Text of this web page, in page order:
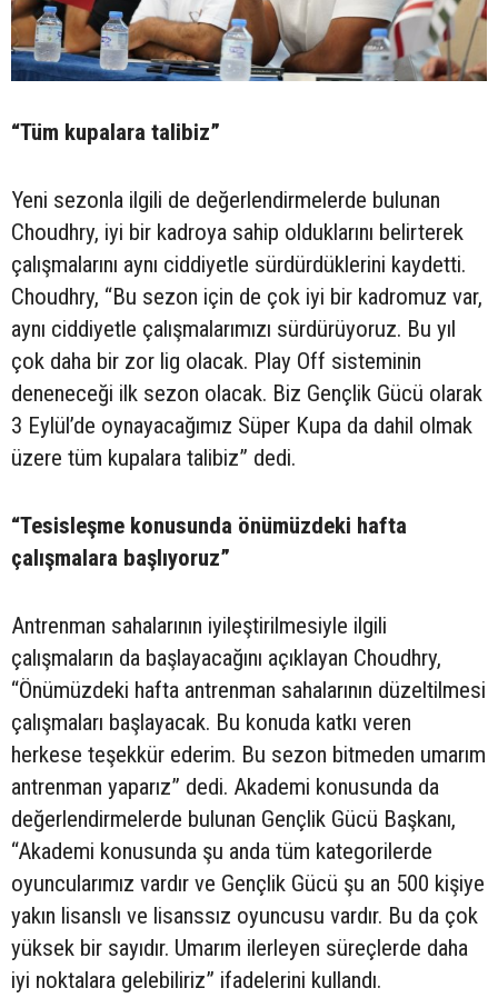
“Tüm kupalara talibiz”
Yeni sezonla ilgili de değerlendirmelerde bulunan
Choudhry, iyi bir kadroya sahip olduklarını belirterek
çalışmalarını aynı ciddiyetle sürdürdüklerini kaydetti.
Choudhry, “Bu sezon için de çok iyi bir kadromuz var,
aynı ciddiyetle çalışmalarımızı sürdürüyoruz. Bu yıl
çok daha bir zor lig olacak. Play Off sisteminin
deneneceği ilk sezon olacak. Biz Gençlik Gücü olarak
3 Eylül’de oynayacağımız Süper Kupa da dahil olmak
üzere tüm kupalara talibiz” dedi.
“Tesisleşme konusunda önümüzdeki hafta
çalışmalara başlıyoruz”
Antrenman sahalarının iyileştirilmesiyle ilgili
çalışmaların da başlayacağını açıklayan Choudhry,
“Önümüzdeki hafta antrenman sahalarının düzeltilmesi
çalışmaları başlayacak. Bu konuda katkı veren
herkese teşekkür ederim. Bu sezon bitmeden umarım
antrenman yaparız” dedi. Akademi konusunda da
değerlendirmelerde bulunan Gençlik Gücü Başkanı,
“Akademi konusunda şu anda tüm kategorilerde
oyuncularımız vardır ve Gençlik Gücü şu an 500 kişiye
yakın lisanslı ve lisanssız oyuncusu vardır. Bu da çok
yüksek bir sayıdır. Umarım ilerleyen süreçlerde daha
iyi noktalara gelebiliriz” ifadelerini kullandı.